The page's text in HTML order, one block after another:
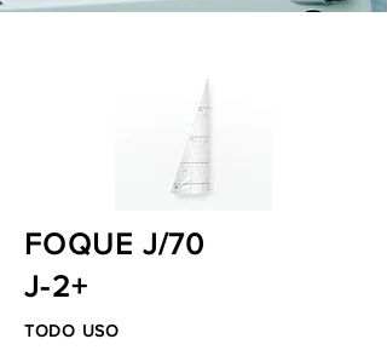
FOQUE J/70
J-2+
TODO USO